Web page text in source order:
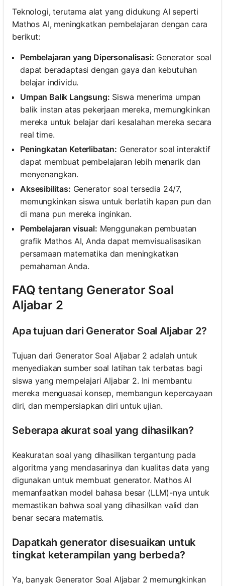
Teknologi, terutama alat yang didukung AI seperti
Mathos AI, meningkatkan pembelajaran dengan cara
berikut:
Pembelajaran yang Dipersonalisasi: Generator soal
dapat beradaptasi dengan gaya dan kebutuhan
belajar individu.
Umpan Balik Langsung: Siswa menerima umpan
balik instan atas pekerjaan mereka, memungkinkan
mereka untuk belajar dari kesalahan mereka secara
real time.
Peningkatan Keterlibatan: Generator soal interaktif
dapat membuat pembelajaran lebih menarik dan
menyenangkan.
Aksesibilitas: Generator soal tersedia 24/7,
memungkinkan siswa untuk berlatih kapan pun dan
di mana pun mereka inginkan.
Pembelajaran visual: Menggunakan pembuatan
grafik Mathos AI, Anda dapat memvisualisasikan
persamaan matematika dan meningkatkan
pemahaman Anda.
FAQ tentang Generator Soal
Aljabar 2
Apa tujuan dari Generator Soal Aljabar 2?
Tujuan dari Generator Soal Aljabar 2 adalah untuk
menyediakan sumber soal latihan tak terbatas bagi
siswa yang mempelajari Aljabar 2. Ini membantu
mereka menguasai konsep, membangun kepercayaan
diri, dan mempersiapkan diri untuk ujian.
Seberapa akurat soal yang dihasilkan?
Keakuratan soal yang dihasilkan tergantung pada
algoritma yang mendasarinya dan kualitas data yang
digunakan untuk membuat generator. Mathos AI
memanfaatkan model bahasa besar (LLM)-nya untuk
memastikan bahwa soal yang dihasilkan valid dan
benar secara matematis.
Dapatkah generator disesuaikan untuk
tingkat keterampilan yang berbeda?
Ya, banyak Generator Soal Aljabar 2 memungkinkan